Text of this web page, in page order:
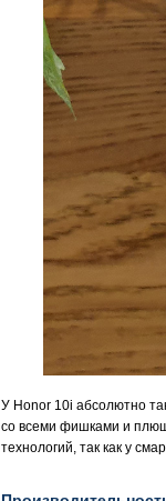
У Honor 10i абсолютно
со всеми фишками и
технологий, так как у